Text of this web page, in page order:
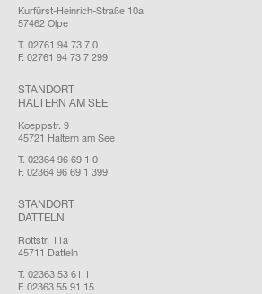
Kurfürst-Heinrich-Straße 10a
57462 Olpe
T. 02761 94 73 7 0
F. 02761 94 73 7 299
STANDORT
HALTERN AM SEE
Koeppstr. 9
45721 Haltern am See
T. 02364 96 69 1 0
F. 02364 96 69 1 399
STANDORT
DATTELN
Rottstr. 11a
45711 Datteln
T. 02363 53 61 1
F. 02363 55 91 15